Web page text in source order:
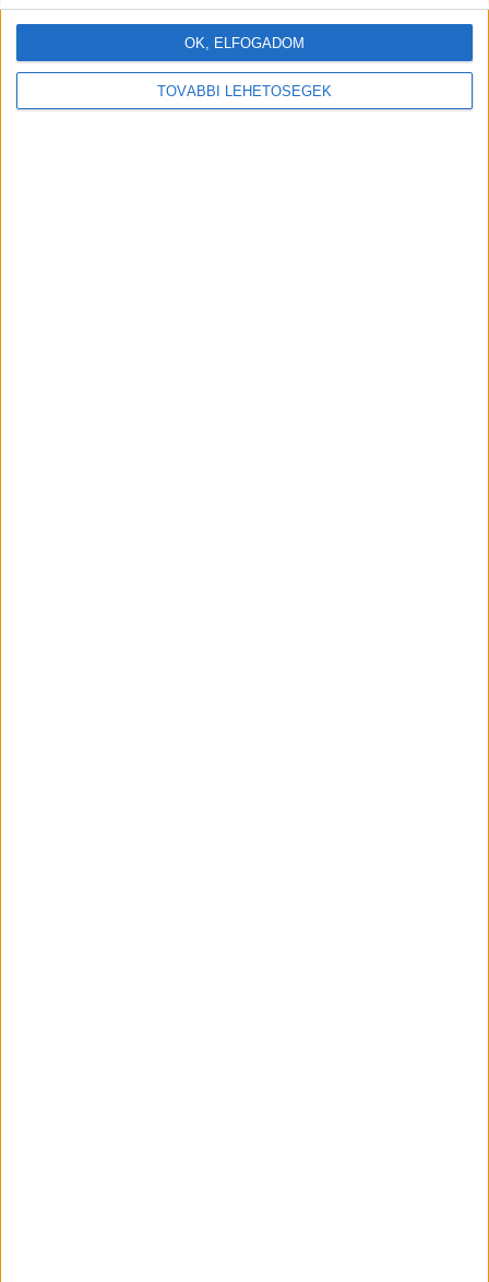
TOVÁBBI LEHETŐSÉGEK
OK, ELFOGADOM